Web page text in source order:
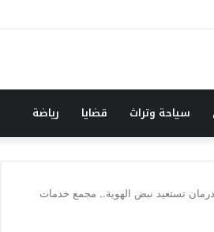
سياحة وتراث قضايا رياضة
تستعيد نبض الهوية.. مجمع خدمات